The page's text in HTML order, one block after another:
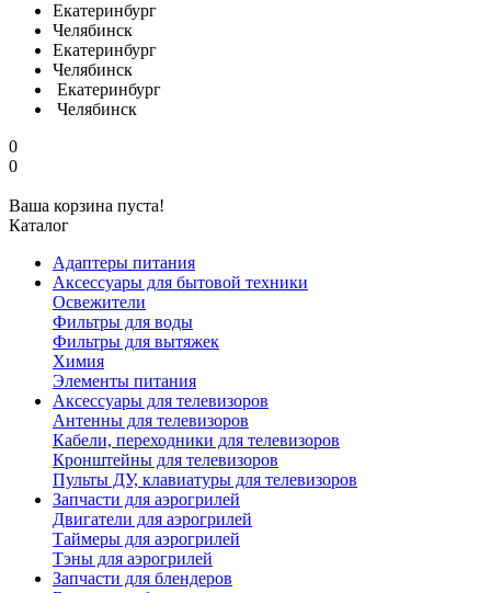
Екатеринбург
Челябинск
Екатеринбург
Челябинск
Екатеринбург
Челябинск
0
0
Ваша корзина пуста!
Каталог
Адаптеры питания
Аксессуары для бытовой техники
Освежители
Фильтры для воды
Фильтры для вытяжек
Химия
Элементы питания
Аксессуары для телевизоров
Антенны для телевизоров
Кабели, переходники для телевизоров
Кронштейны для телевизоров
Пульты ДУ, клавиатуры для телевизоров
Запчасти для аэрогрилей
Двигатели для аэрогрилей
Таймеры для аэрогрилей
Тэны для аэрогрилей
Запчасти для блендеров